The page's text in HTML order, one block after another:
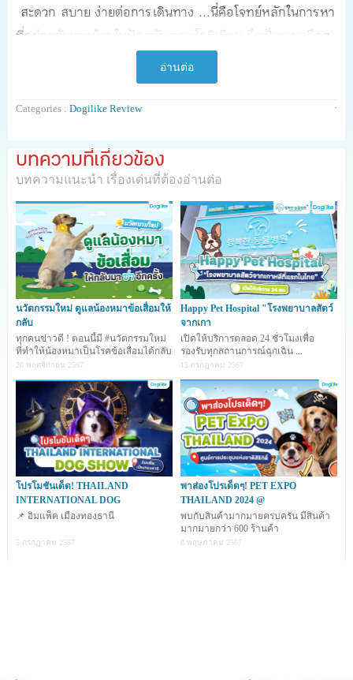
สะดวก สบาย ง่ายต่อการเดินทาง ...นี่คือโจทย์หลักในการหา
ที่อยู่อาศัยของผู้คนในปัจจุบัน คอนโดมิเนียม จึงเป็นทางเลือก
ในการเลือกที่อยู่อาศัยสำหรับคนเมือง รวมถึง Facilities ที่
รองรับกับไลฟ์สไตล์ได้อย่างลงตัว ในส่วนของคนที่ต้องการ
เลี้ยงสัตว์ คอนโดที่เลี้ยงสัตว์ได้ ก็เป็นอีกทางเลือกที่สำคัญไม่
เพราะเข้าใจผู้ที่ต้องการเลี้ยงสัตว์ในที่อยู่อาศัย รูปแบบของ
คอนโดมิเนียม ที่ให้ความสะดวก สบาย และสามารถใช้ชีวิตร่วม
กันอย่างมีความสุข Major Development จึงริเริ่มในการ
สร้างคอนโดมิเนียมเลี้ยงสัตว์ได้ภายใต้คอนเซปต์ "Pet-
Friendly Residences" ขึ้น โดยเป็นคอนโดมิเนียมที่อนุญาต
อ่านต่อ
Categories : Dogilike Review ·
บทความที่เกี่ยวข้อง
บทความแนะนำ เรื่องเด่นที่ต้องอ่านต่อ
นวัตกรรมใหม่ ดูแลน้องหมาข้อเสื่อมให้
กลับ
ทุกคนข่าวดี ! ตอนนี้มี #นวัตกรรมใหม่
ที่ทำให้น้องหมาเป็นโรคข้อเสื่อมได้กลับ
มาซ่าอีกคร
20 พฤศจิกายน 2567
Happy Pet Hospital "โรงพยาบาลสัตว์
จากเกา
เปิดให้บริการตลอด 24 ชั่วโมงเพื่อ
รองรับทุกสถานการณ์ฉุกเฉิน ...
15 กรกฎาคม 2567
โปรโมชันเด็ด! THAILAND
INTERNATIONAL DOG
📌 อิมแพ็ค เมืองทองธานี
5 กรกฎาคม 2567
พาส่องโปรเด็ดๆ! PET EXPO
THAILAND 2024 @
พบกับสินค้ามากมายครบครัน มีสินค้า
มากมายกว่า 600 ร้านค้า
8 พฤษภาคม 2567